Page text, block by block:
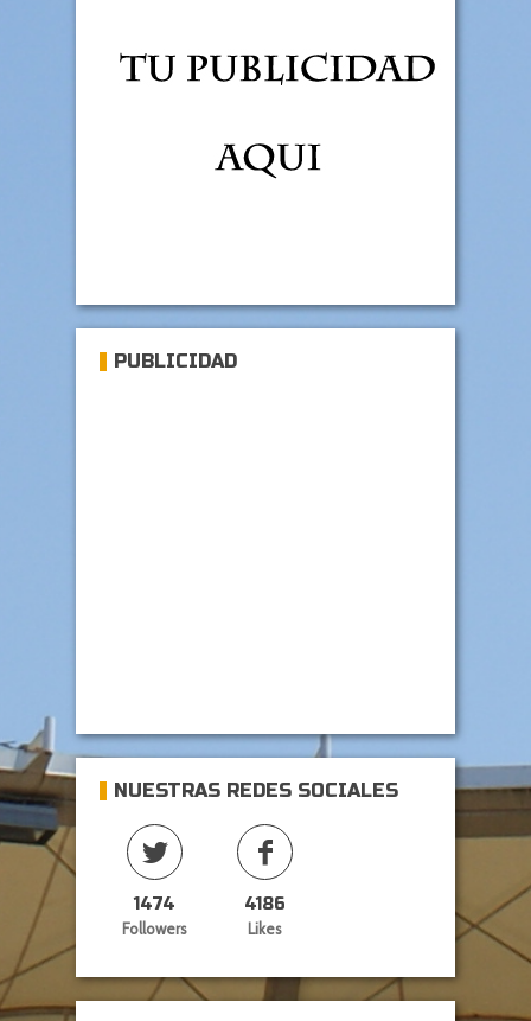
PUBLICIDAD
NUESTRAS REDES SOCIALES
1474
Followers
4186
Likes